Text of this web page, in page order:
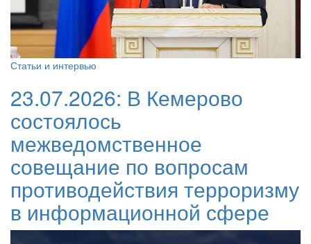
Статьи и интервью
23.07.2026: В Кемерово
состоялось
межведомственное
совещание по вопросам
противодействия терроризму
в информационной сфере